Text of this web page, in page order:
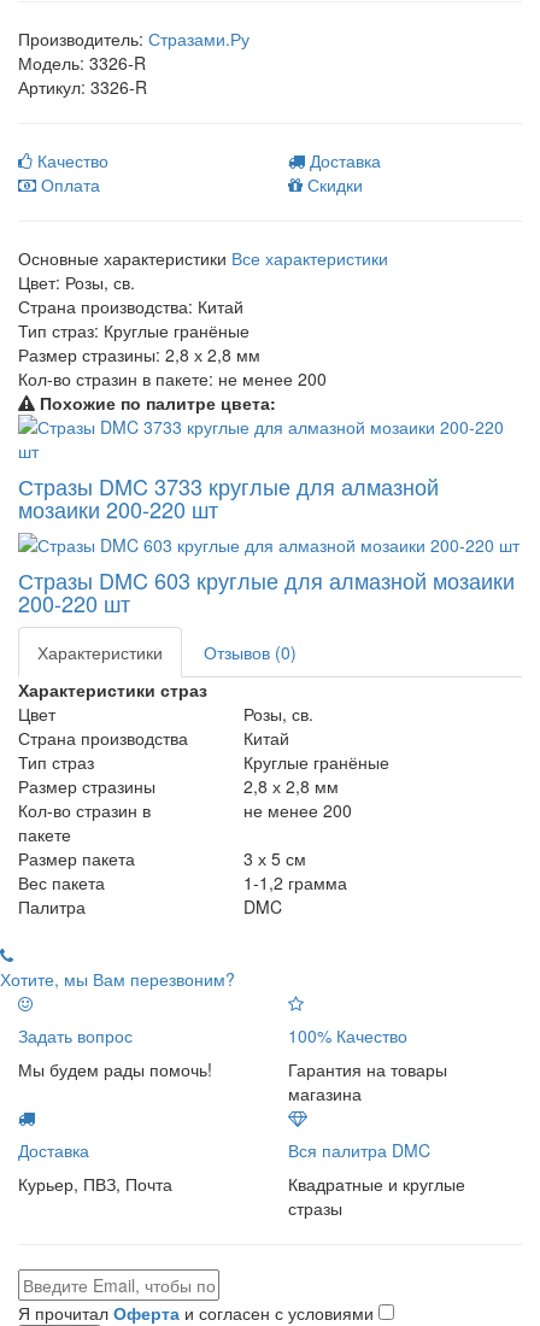
Производитель: Стразами.Ру
Модель: 3326-R
Артикул: 3326-R
Качество
Доставка
Оплата
Скидки
Основные характеристики Все характеристики
Цвет: Розы, св.
Страна производства: Китай
Тип страз: Круглые гранёные
Размер стразины: 2,8 х 2,8 мм
Кол-во стразин в пакете: не менее 200
Похожие по палитре цвета:
Стразы DMC 3733 круглые для алмазной
мозаики 200-220 шт
Стразы DMC 603 круглые для алмазной мозаики
200-220 шт
Характеристики
Отзывов (0)
Характеристики страз
Цвет
Розы, св.
Страна производства
Китай
Тип страз
Круглые гранёные
Размер стразины
2,8 х 2,8 мм
Кол-во стразин в
пакете
не менее 200
Размер пакета
3 х 5 см
Вес пакета
1-1,2 грамма
Палитра
DMC
Хотите, мы Вам перезвоним?
Задать вопрос
Мы будем рады помочь!
100% Качество
Гарантия на товары
магазина
Доставка
Курьер, ПВЗ, Почта
Вся палитра DMC
Квадратные и круглые
стразы
Я прочитал Оферта и согласен с условиями